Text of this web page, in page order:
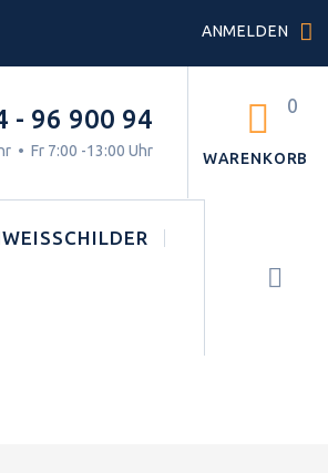
ANMELDEN
WARENKORB
0
- 96 900 94
• Fr 7:00 -13:00 Uhr